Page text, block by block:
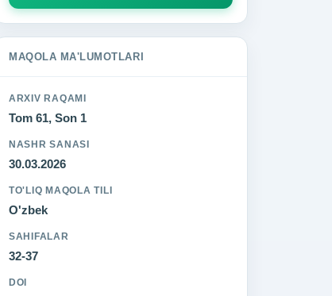
MAQOLA MA'LUMOTLARI
ARXIV RAQAMI
Tom 61, Son 1
NASHR SANASI
30.03.2026
TO'LIQ MAQOLA TILI
O'zbek
SAHIFALAR
32-37
DOI